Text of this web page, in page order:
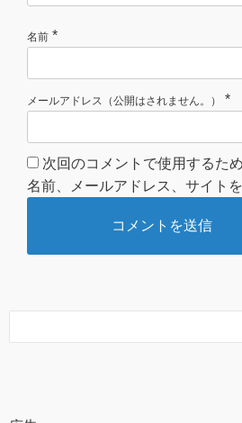
名前 *
メールアドレス（公開はされません。） *
次回のコメントで使用するた
名前、メールアドレス、サイトを